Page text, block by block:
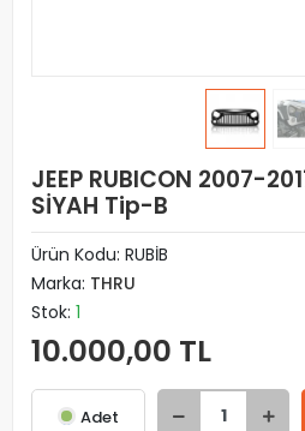
JEEP RUBICON 2007-
SİYAH Tip-B
Ürün Kodu: RUBİB
Marka: THRU
Stok: 1
10.000,00 TL
Adet